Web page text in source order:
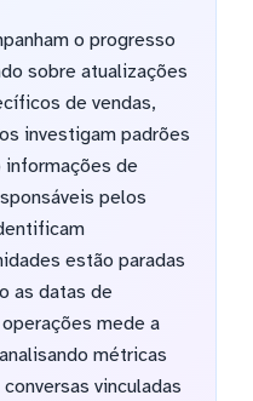
o progresso
sobre atualizações
de vendas,
investigam padrões
de
pelos
estão paradas
as datas de
mede a
métricas
vinculadas